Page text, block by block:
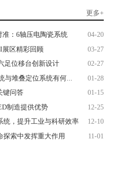
更多+
：6轴压电陶瓷系统 04-20
区精彩回顾 03-27
足位移台创新设计 02-27
与堆叠定位系统有何... 01-28
键问答 01-15
制造提供优势 12-25
统，提升工业与科研效率 12-10
探索中发挥重大作用 11-01